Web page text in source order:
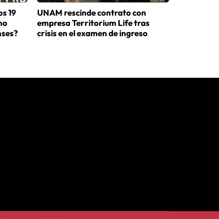
19
UNAM rescinde contrato con
empresa Territorium Life tras
crisis en el examen de ingreso